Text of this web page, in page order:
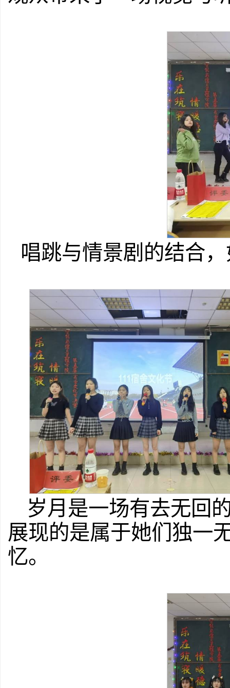
唱跳与情景剧的结合
岁月是一场有去无回
展现的是属于她们独一
忆。